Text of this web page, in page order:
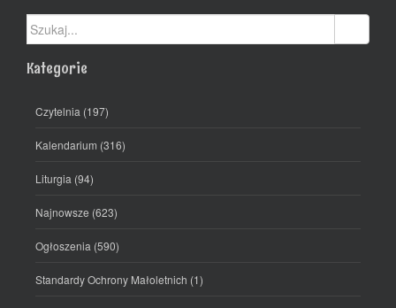
Szukaj:
Kategorie
Czytelnia (197)
Kalendarium (316)
Liturgia (94)
Najnowsze (623)
Ogłoszenia (590)
Standardy Ochrony Małoletnich (1)